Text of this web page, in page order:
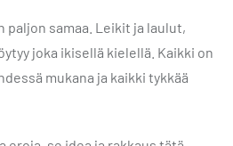
paljon samaa. Leikit ja laulut,
joka ikisellä kielellä. Kaikki on
mukana ja kaikki tykkää